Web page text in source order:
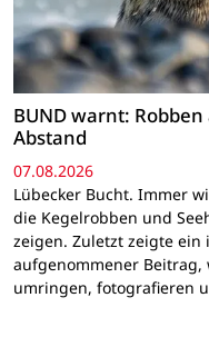
BUND warnt:
Abstand
07.08.2026
Lübecker Bucht. Immer
die Kegelrobben und
zeigen. Zuletzt zeigte
aufgenommener Beitrag,
umringen, fotografieren